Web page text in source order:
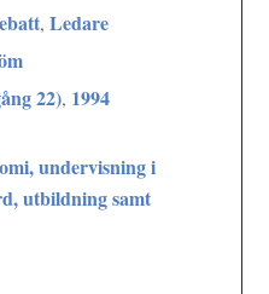
,Ledare
22), 1994
undervisning i
utbildning samt